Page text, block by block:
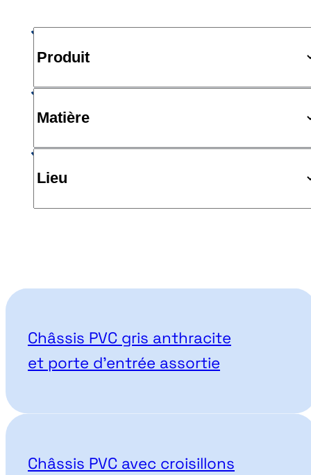
Nos projets
Châssis PVC gris anthracite
et porte d’entrée assortie
Châssis PVC avec croisillons